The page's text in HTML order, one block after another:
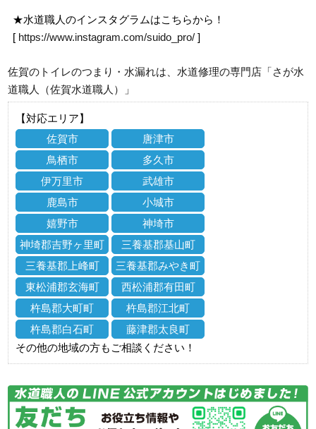
★水道職人のインスタグラムはこちらから！
[ https://www.instagram.com/suido_pro/ ]
佐賀のトイレのつまり・水漏れは、水道修理の専門店「さが水
道職人（佐賀水道職人）」
【対応エリア】
佐賀市
唐津市
鳥栖市
多久市
伊万里市
武雄市
鹿島市
小城市
嬉野市
神埼市
神埼郡吉野ヶ里町
三養基郡基山町
三養基郡上峰町
三養基郡みやき町
東松浦郡玄海町
西松浦郡有田町
杵島郡大町町
杵島郡江北町
杵島郡白石町
藤津郡太良町
その他の地域の方もご相談ください！